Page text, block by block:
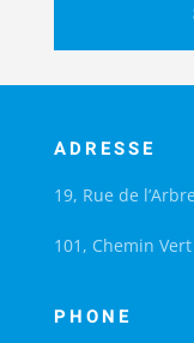
ADRESSE
19, Rue de
101, Chemin
PHONE